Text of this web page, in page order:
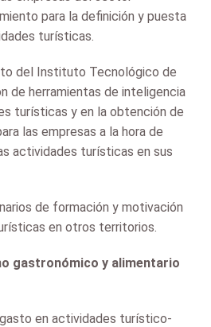
para la definición y puesta
turísticas.
del Instituto Tecnológico de
de herramientas de inteligencia
turísticas y en la obtención de
las empresas a la hora de
actividades turísticas en sus
de formación y motivación
en otros territorios.
gastronómico y alimentario
gasto en actividades turístico-